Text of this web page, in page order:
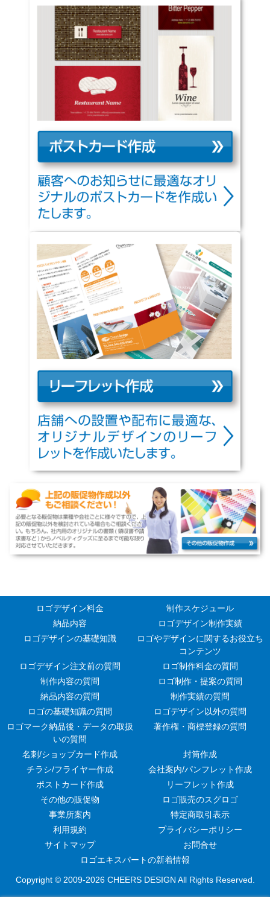
ロゴデザイン料金
制作スケジュール
納品内容
ロゴデザイン制作実績
ロゴデザインの基礎知識
ロゴやデザインに関するお役立ち
コンテンツ
ロゴデザイン注文前の質問
ロゴ制作料金の質問
制作内容の質問
ロゴ制作・提案の質問
納品内容の質問
制作実績の質問
ロゴの基礎知識の質問
ロゴデザイン以外の質問
ロゴマーク納品後・データの取扱
いの質問
著作権・商標登録の質問
名刺/ショップカード作成
封筒作成
チラシ/フライヤー作成
会社案内/パンフレット作成
ポストカード作成
リーフレット作成
その他の販促物
ロゴ販売のスグロゴ
事業所案内
特定商取引表示
利用規約
プライバシーポリシー
サイトマップ
お問合せ
ロゴエキスパートの新着情報
Copyright © 2009-2026 CHEERS DESIGN All Rights Reserved.